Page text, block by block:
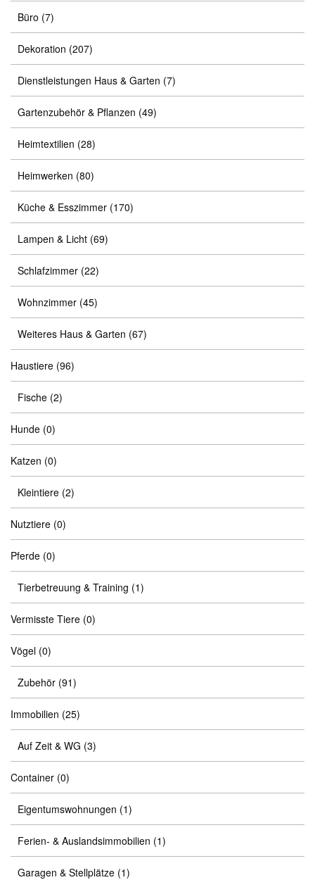
Büro (7)
Dekoration (207)
Dienstleistungen Haus & Garten (7)
Gartenzubehör & Pflanzen (49)
Heimtextilien (28)
Heimwerken (80)
Küche & Esszimmer (170)
Lampen & Licht (69)
Schlafzimmer (22)
Wohnzimmer (45)
Weiteres Haus & Garten (67)
Haustiere (96)
Fische (2)
Hunde (0)
Katzen (0)
Kleintiere (2)
Nutztiere (0)
Pferde (0)
Tierbetreuung & Training (1)
Vermisste Tiere (0)
Vögel (0)
Zubehör (91)
Immobilien (25)
Auf Zeit & WG (3)
Container (0)
Eigentumswohnungen (1)
Ferien- & Auslandsimmobilien (1)
Garagen & Stellplätze (1)